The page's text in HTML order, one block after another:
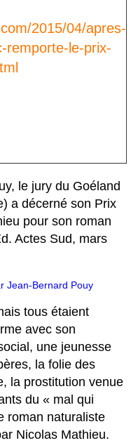
2015/04/apres-
remporte-le-prix-
le jury du Goéland
a décerné son Prix
pour son roman
Actes Sud, mars
Jean-Bernard Pouy
tous étaient
avec son
une jeunesse
la folie des
la prostitution venue
du « mal qui
roman naturaliste
Nicolas Mathieu.